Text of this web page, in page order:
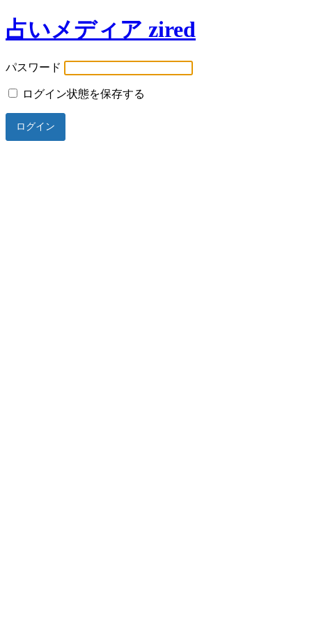
占いメディア zired
パスワード
ログイン状態を保存する